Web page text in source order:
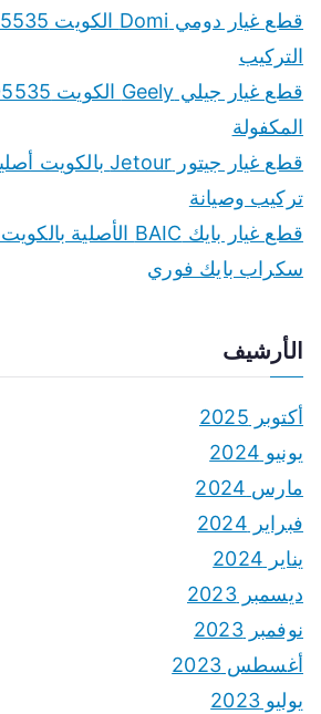
التركيب
المكفولة
تركيب وصيانة
سكراب بايك فوري
الأرشيف
أكتوبر 2025
يونيو 2024
مارس 2024
فبراير 2024
يناير 2024
ديسمبر 2023
نوفمبر 2023
أغسطس 2023
يوليو 2023